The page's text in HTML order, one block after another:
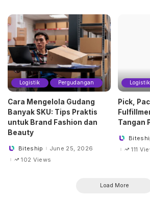
Logistik Pergudangan
Cara Mengelola Gudang
Banyak SKU: Tips Praktis
untuk Brand Fashion dan
Beauty
PostedBiteship
June 25, 2026
102 Views
Logistik
Pick,
Tangan
Posted
111
Load More